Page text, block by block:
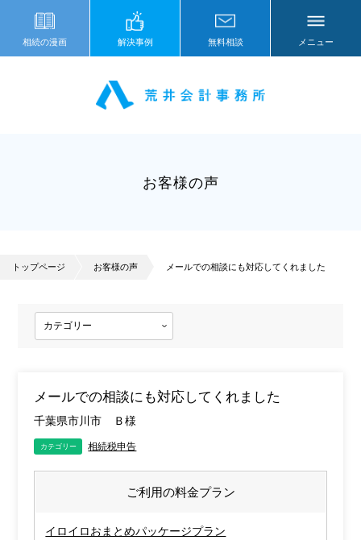
相続の漫画 解決事例 無料相談 メニュー
お客様の声
トップページ お客様の声 メールでの相談にも対応してくれました
メールでの相談にも対応してくれました
千葉県市川市 Ｂ様
カテゴリー 相続税申告
ご利用の料金プラン
イロイロおまとめパッケージプラン